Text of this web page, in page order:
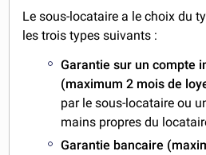
Le sous-locataire a le choix du
les trois types suivants :
Garantie sur un compte
(maximum 2 mois de
par le sous-locataire ou
mains propres du
Garantie bancaire